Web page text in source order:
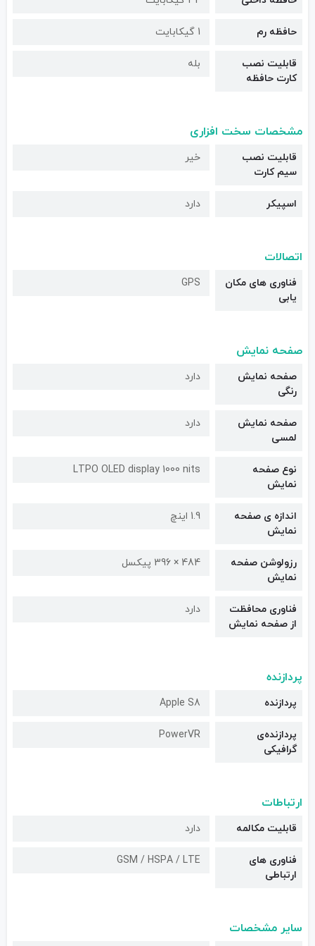
حافظه رم 1 گیکابایت
قابلیت نصب
کارت حافظه
بله
مشخصات سخت افزاری
قابلیت نصب
سیم کارت
خیر
اسپیکر دارد
اتصالات
فناوری های مکان
یابی
GPS
صفحه نمایش
صفحه نمایش
رنگی
دارد
صفحه نمایش
لمسی
دارد
نوع صفحه
نمایش
LTPO OLED display 1000 nits
اندازه ی صفحه
نمایش
1.9 اینچ
رزولوشن صفحه
نمایش
484 × 396 پیکسل
فناوری محافظت
از صفحه نمایش
دارد
پردازنده
پردازنده Apple S8
پردازنده‌ی
گرافیکی
PowerVR
ارتباطات
قابلیت مکالمه دارد
فناوری های
ارتباطی
GSM / HSPA / LTE
سایر مشخصات